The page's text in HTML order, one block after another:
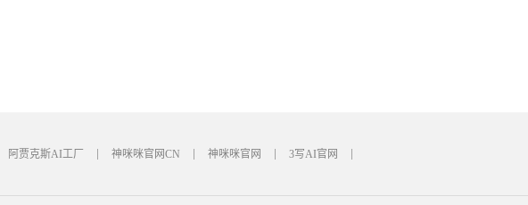
阿贾克斯AI工厂 神咪咪官网CN 神咪咪官网 3写AI官网